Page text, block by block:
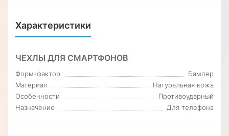
Характеристики
ЧЕХЛЫ ДЛЯ СМАРТФОНОВ
Форм-фактор
Бампер
Материал
Натуральная кожа
Особенности
Противоударный
Назначение
Для телефона